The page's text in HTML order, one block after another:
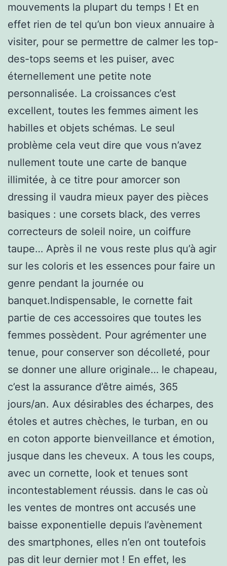
mouvements la plupart du temps ! Et en
effet rien de tel qu’un bon vieux annuaire à
visiter, pour se permettre de calmer les top-
des-tops seems et les puiser, avec
éternellement une petite note
personnalisée. La croissances c’est
excellent, toutes les femmes aiment les
habilles et objets schémas. Le seul
problème cela veut dire que vous n’avez
nullement toute une carte de banque
illimitée, à ce titre pour amorcer son
dressing il vaudra mieux payer des pièces
basiques : une corsets black, des verres
correcteurs de soleil noire, un coiffure
taupe… Après il ne vous reste plus qu’à agir
sur les coloris et les essences pour faire un
genre pendant la journée ou
banquet.Indispensable, le cornette fait
partie de ces accessoires que toutes les
femmes possèdent. Pour agrémenter une
tenue, pour conserver son décolleté, pour
se donner une allure originale… le chapeau,
c’est la assurance d’être aimés, 365
jours/an. Aux désirables des écharpes, des
étoles et autres chèches, le turban, en ou
en coton apporte bienveillance et émotion,
jusque dans les cheveux. A tous les coups,
avec un cornette, look et tenues sont
incontestablement réussis. dans le cas où
les ventes de montres ont accusés une
baisse exponentielle depuis l’avènement
des smartphones, elles n’en ont toutefois
pas dit leur dernier mot ! En effet, les